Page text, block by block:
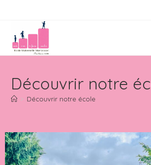
Découvrir notre
> Découvrir notre école